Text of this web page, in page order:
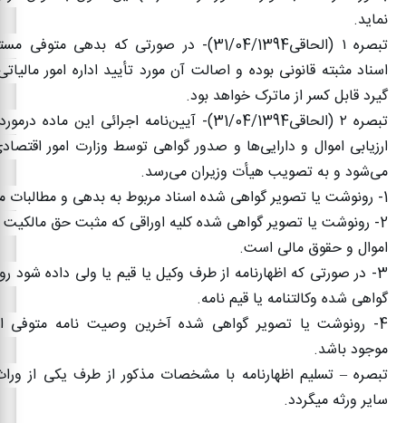
نماید.
تبصره ۱ ( الحاقی31/04/1394)-
در صورتی که بدهی متوفی
اسناد مثبته قانونی بوده و اصالت آن مورد تأیید اداره امور
گیرد قابل کسر از ماترک خواهد بود.
تبصره ۲ ( الحاقی31/04/1394)-
آیین‌نامه اجرائی این ماده
ارزیابی اموال و دارایی‌ها و صدور گواهی توسط وزارت امور
می‌شود و به‌ تصویب هیأت وزیران می‌رسد.
1- رونوشت یا تصویر گواهی شده اسناد مربوط به بدهی و مطالبات
2- رونوشت یا تصویر گواهی شده کلیه اوراقی که مثبت حق
اموال و حقوق مالی است.
3- در صورتی که اظهارنامه از طرف وکیل یا قیم یا ولی داده شود
گواهی شده وکالتنامه یا قیم ‌نامه.
4-
رونوشت یا تصویر گواهی شده آخرین وصیت‌ نامه متوفی
موجود باشد.
تبصره – تسلیم اظهارنامه با مشخصات مذکور از طرف یکی از
سایر ورثه میگردد.